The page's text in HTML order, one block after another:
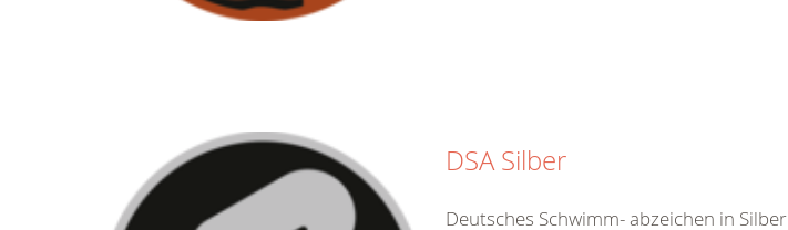
DSA Silber
Deutsches Schwimm- abzeichen in